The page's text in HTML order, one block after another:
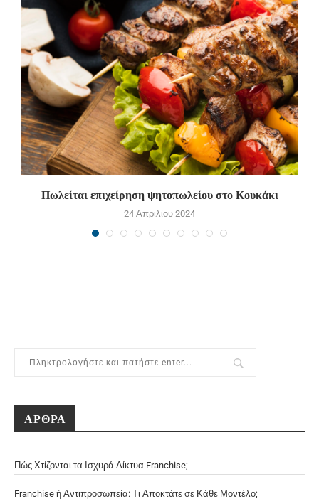
Πωλείται επιχείρηση ψητοπωλείου στο Κουκάκι
24 Απριλίου 2024
ΑΡΘΡΑ
Πώς Χτίζονται τα Ισχυρά Δίκτυα Franchise;
Franchise ή Αντιπροσωπεία: Τι Αποκτάτε σε Κάθε Μοντέλο;